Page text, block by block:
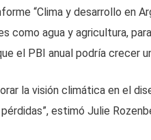
“Clima y desarrollo en
como agua y agricultura,
el PBI anual podría crecer
la visión climática en el
estimó Julie